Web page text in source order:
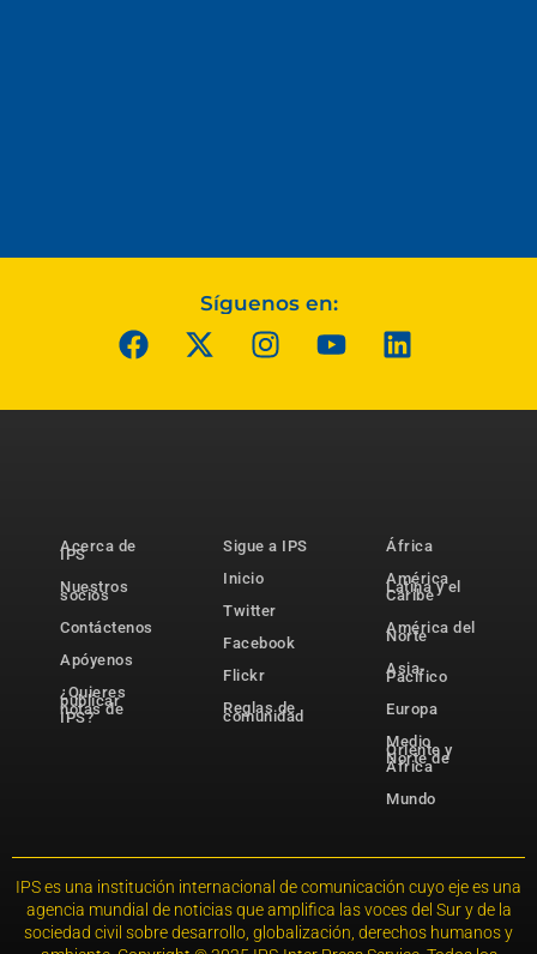
Síguenos en:
Acerca de
IPS
Nuestros
socios
Contáctenos
Apóyenos
¿Quieres
publicar
notas de
IPS?
Sigue a IPS
Inicio
Twitter
Facebook
Flickr
Reglas de
comunidad
África
América
Latina y el
Caribe
América del
Norte
Asia-
Pacífico
Europa
Medio
Oriente y
Norte de
África
Mundo
IPS es una institución internacional de comunicación cuyo eje es una
agencia mundial de noticias que amplifica las voces del Sur y de la
sociedad civil sobre desarrollo, globalización, derechos humanos y